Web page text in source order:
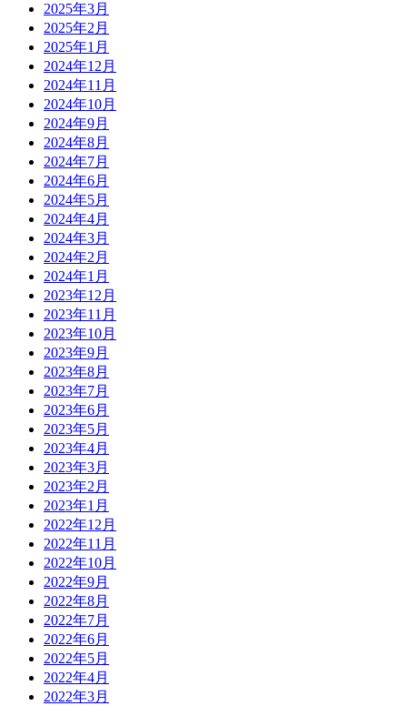
2025年3月
2025年2月
2025年1月
2024年12月
2024年11月
2024年10月
2024年9月
2024年8月
2024年7月
2024年6月
2024年5月
2024年4月
2024年3月
2024年2月
2024年1月
2023年12月
2023年11月
2023年10月
2023年9月
2023年8月
2023年7月
2023年6月
2023年5月
2023年4月
2023年3月
2023年2月
2023年1月
2022年12月
2022年11月
2022年10月
2022年9月
2022年8月
2022年7月
2022年6月
2022年5月
2022年4月
2022年3月